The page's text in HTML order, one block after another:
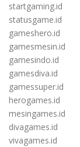
startgaming.id
statusgame.id
gameshero.id
gamesmesin.id
gamesindo.id
gamesdiva.id
gamessuper.id
herogames.id
mesingames.id
divagames.id
vivagames.id